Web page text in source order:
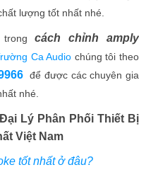
lượng tốt nhất nhé.
trongcách chỉnh amply
Ca Audio chúng tôi theo
để được các chuyên gia
nhé.
Lý Phân Phối Thiết Bị
Việt Nam
tốt nhất ở đâu?